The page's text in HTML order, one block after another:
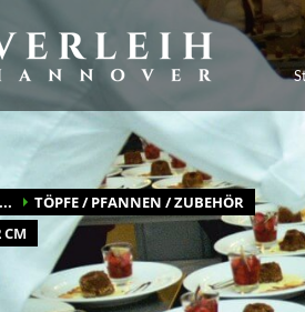
ANGEBOT
stöbern Merkzettel
die Antwort nicht hier finden, rufen Sie
...
TÖPFE / PFANNEN / ZUBEHÖR
CM